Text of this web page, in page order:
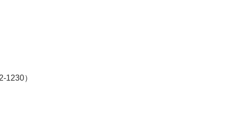
1230）